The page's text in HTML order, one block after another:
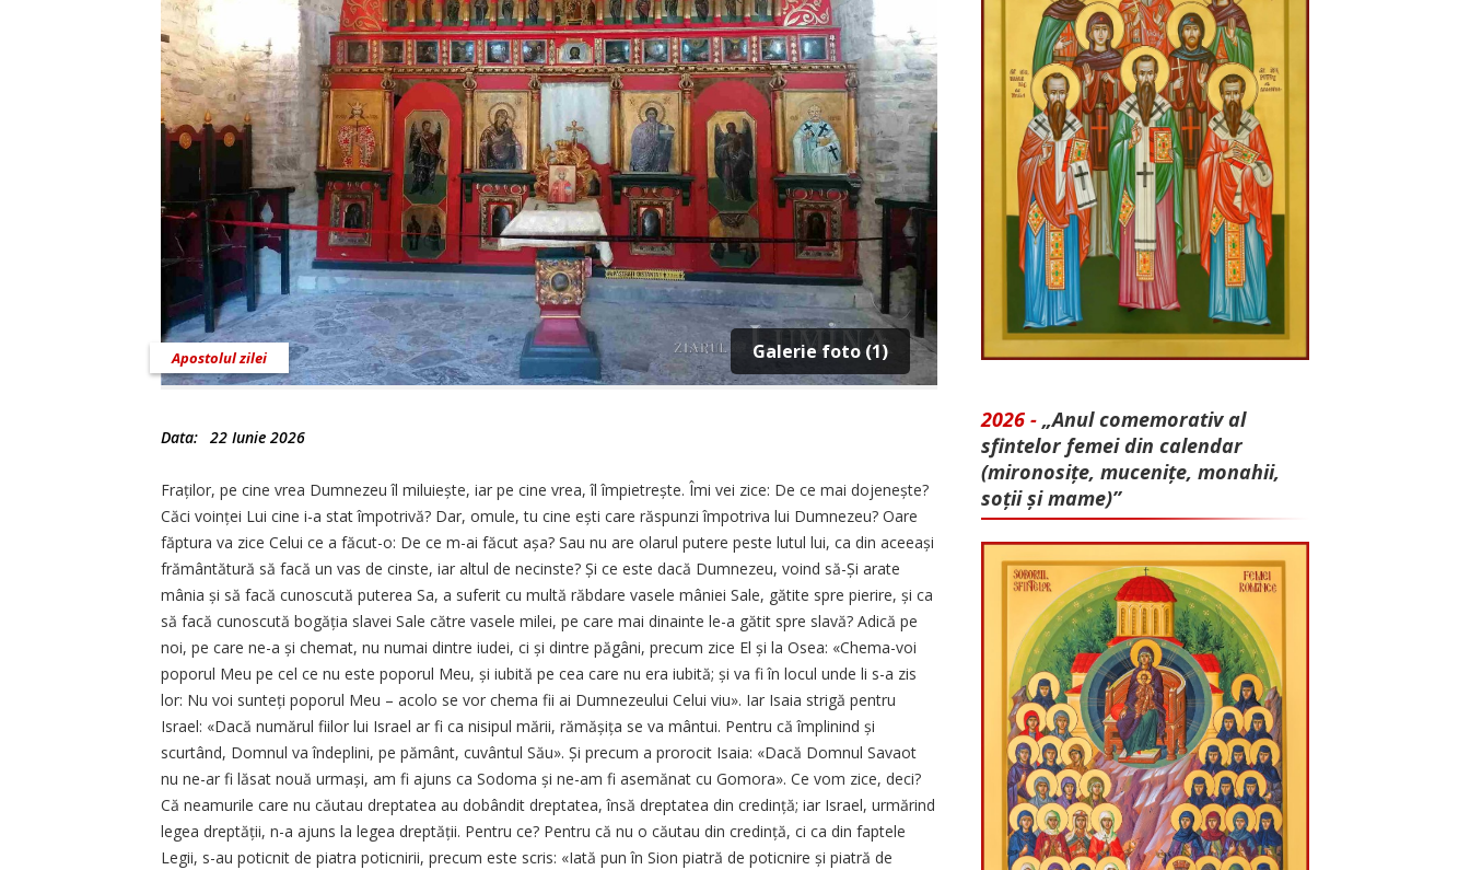
Galerie foto (1)
Apostolul zilei
Data: 22 Iunie 2026
Fraților, pe cine vrea Dumnezeu îl miluiește, iar pe cine vrea, îl împietrește. Îmi vei zice: De ce mai dojenește?
Căci voinței Lui cine i-a stat împotrivă? Dar, omule, tu cine ești care răspunzi împotriva lui Dumnezeu? Oare
făptura va zice Celui ce a făcut-o: De ce m-ai făcut așa? Sau nu are olarul putere peste lutul lui, ca din aceeași
frământătură să facă un vas de cinste, iar altul de necinste? Și ce este dacă Dumnezeu, voind să-Și arate
mânia și să facă cunoscută puterea Sa, a suferit cu multă răbdare vasele mâniei Sale, gătite spre pierire, și ca
să facă cunoscută bogăția slavei Sale către vasele milei, pe care mai dinainte le-a gătit spre slavă? Adică pe
noi, pe care ne-a și chemat, nu numai dintre iudei, ci și dintre păgâni, precum zice El și la Osea: «Chema-voi
poporul Meu pe cel ce nu este poporul Meu, și iubită pe cea care nu era iubită; și va fi în locul unde li s-a zis
lor: Nu voi sunteți poporul Meu – acolo se vor chema fii ai Dumnezeului Celui viu». Iar Isaia strigă pentru
Israel: «Dacă numărul fiilor lui Israel ar fi ca nisipul mării, rămășița se va mântui. Pentru că împlinind și
scurtând, Domnul va îndeplini, pe pământ, cuvântul Său». Și precum a prorocit Isaia: «Dacă Domnul Savaot
nu ne-ar fi lăsat nouă urmași, am fi ajuns ca Sodoma și ne-am fi asemănat cu Gomora». Ce vom zice, deci?
Că neamurile care nu căutau dreptatea au dobândit dreptatea, însă dreptatea din credință; iar Israel, urmărind
legea dreptății, n-a ajuns la legea dreptății. Pentru ce? Pentru că nu o căutau din credință, ci ca din faptele
Legii, s-au poticnit de piatra poticnirii, precum este scris: «Iată pun în Sion piatră de poticnire și piatră de
2026 - „Anul comemorativ al
sfintelor femei din calendar
(mironosițe, mu­cenițe, monahii,
soții și mame)”